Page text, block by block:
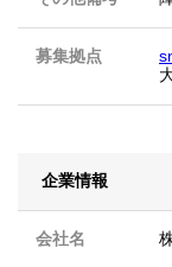
募集拠点
企業情報
会社名